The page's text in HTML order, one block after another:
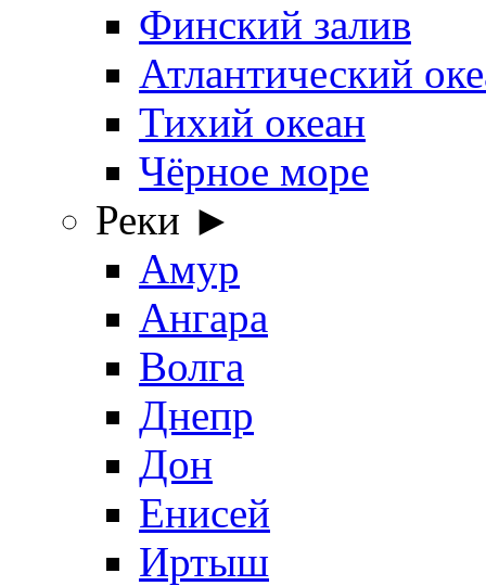
Финский залив
Атлантический
Тихий океан
Чёрное море
Реки ►
Амур
Ангара
Волга
Днепр
Дон
Енисей
Иртыш